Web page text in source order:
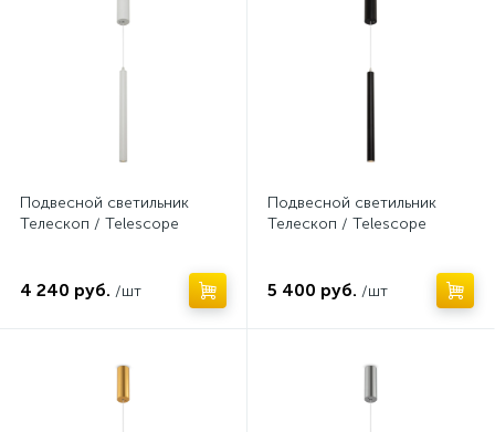
Подвесной светильник
Телескоп / Telescope
4 240 руб. /шт
Подвесной светильник
Телескоп / Telescope
5 400 руб. /шт